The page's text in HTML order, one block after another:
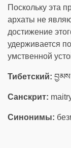
Поскольку эта
архаты не
достижение
удерживается
умственной
Тибетский:
Санскрит:
Синонимы: